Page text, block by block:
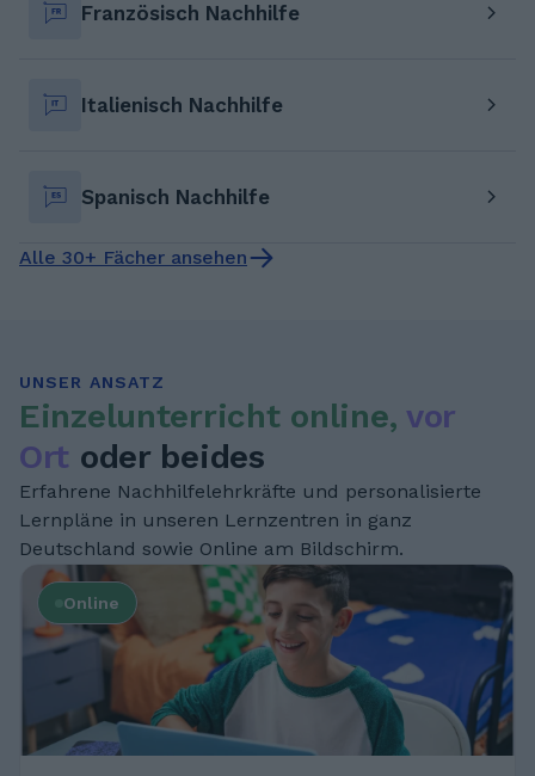
Französisch Nachhilfe
Italienisch Nachhilfe
Spanisch Nachhilfe
Alle 30+ Fächer ansehen
UNSER ANSATZ
Einzelunterricht online, vor
Ort oder beides
Erfahrene Nachhilfelehrkräfte und personalisierte
Lernpläne in unseren Lernzentren in ganz
Deutschland sowie Online am Bildschirm.
Online